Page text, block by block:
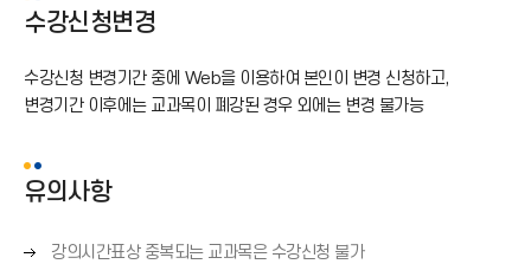
(
→
수강신청변경
수강신청 변경기간 중에 Web을 이용하여 본인이 변경 신청하고,
변경기간 이후에는 교과목이 폐강된 경우 외에는 변경 불가능
유의사항
오
강의시간표상 중복되는 교과목은 수강신청 불가